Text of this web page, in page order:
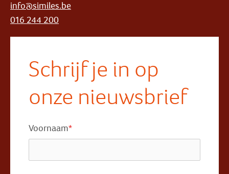
info@similes.be
016 244 200
Schrijf je in op
onze nieuwsbrief
Voornaam*